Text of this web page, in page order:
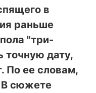
в
раньше
"три-
точную дату,
По ее словам,
В сюжете